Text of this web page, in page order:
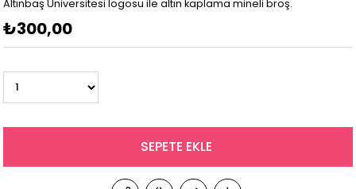
Altınbaş Üniversitesi logosu ile altın kaplama mineli broş.
₺300,00